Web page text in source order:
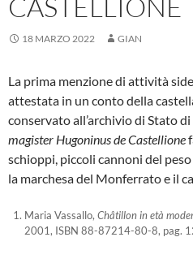
CASTELLIONE
18 MARZO 2022 GIAN
La prima menzione di attività
attestata in un conto della
conservato all’archivio di Stato
magister Hugoninus de Castellione
schioppi, piccoli cannoni del
la marchesa del Monferrato e il
Maria Vassallo, Châtillon in età
2001, ISBN 88-87214-80-8, pag.